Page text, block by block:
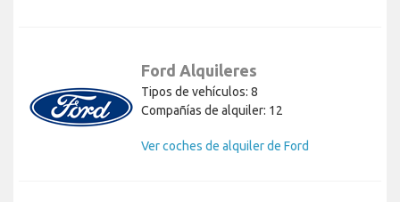
Ford Alquileres
Tipos de vehículos: 8
Compañías de alquiler: 12
Ver coches de alquiler de Ford